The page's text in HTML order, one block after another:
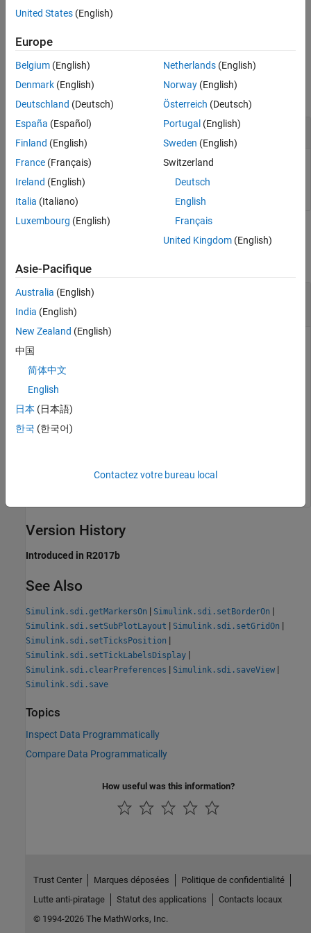
Simulation Data Inspector.
example
Examples
Display Markers in the Simulation Data Inspector
value—
false
true
Inspector.
false
logical
Version History
Introduced in R2017b
See Also
Simulink.sdi.getMarkersOn | Simulink.sdi.setBorderOn |
Simulink.sdi.setSubPlotLayout | Simulink.sdi.setGridOn |
Simulink.sdi.setTicksPosition |
Simulink.sdi.setTickLabelsDisplay |
Simulink.sdi.clearPreferences | Simulink.sdi.saveView |
Simulink.sdi.save
Topics
Inspect Data Programmatically
Compare Data Programmatically
How useful was this information?
United States (English)
Europe
Belgium (English)
Denmark (English)
Deutschland (Deutsch)
España (Español)
Finland (English)
France (Français)
Ireland (English)
Italia (Italiano)
Luxembourg (English)
Netherlands(English)
Norway(English)
Österreich (Deutsch)
Portugal (English)
Sweden (English)
Switzerland
Deutsch
English
Français
United Kingdom(English)
Asie-Pacifique
Australia (English)
India (English)
New Zealand (English)
中国
简体中文
English
日本 (日本語)
한국 (한국어)
Contactez votre bureau local
Trust Center Marques déposées
Politique de confidentialité
Lutte anti-piratage
Statut des applications
Contacts locaux
© 1994-2026 The MathWorks, Inc.